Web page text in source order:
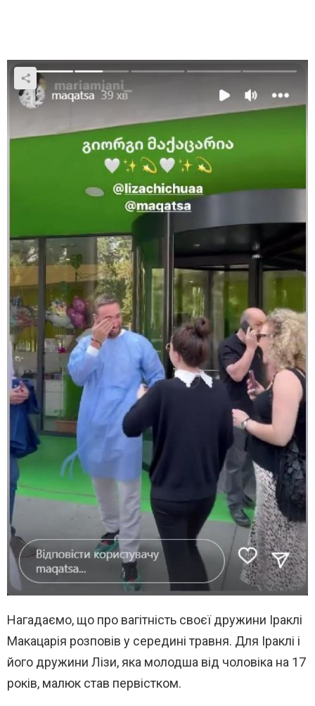
Нагадаємо, що про вагітність своєї дружини Іраклі
Макацарія розповів у середині травня. Для Іраклі і
його дружини Лізи, яка молодша від чоловіка на 17
років, малюк став первістком.